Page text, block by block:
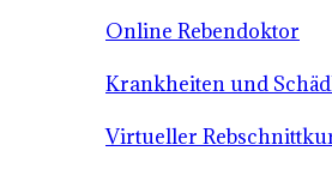
Online Rebendoktor
Krankheiten und
Virtueller